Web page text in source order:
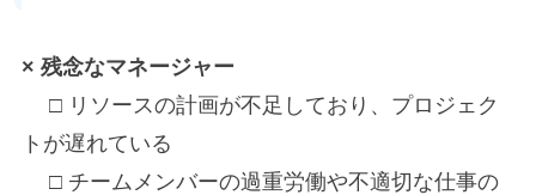
× 残念なマネージャー
□ リソースの計画が不足しており、プロジェク
トが遅れている
□ チームメンバーの過重労働や不適切な仕事の